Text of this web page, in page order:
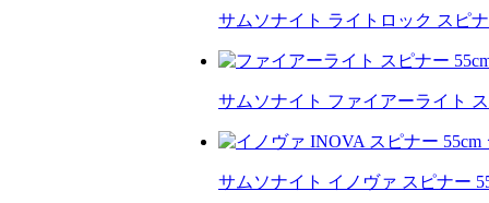
サムソナイト ライトロック スピナ
サムソナイト ファイアーライト
サムソナイト イノヴァ スピナー